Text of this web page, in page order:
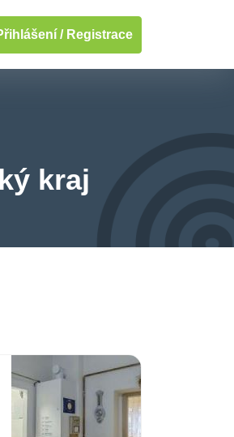
/ Registrace
kraj